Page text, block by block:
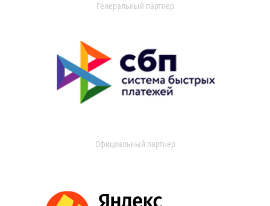
Генеральный партнер
Официальный партнер